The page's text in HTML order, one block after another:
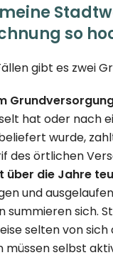
so
gibt es zwei
hat oder nach
wurde,
des örtlichen
über die Jahre
und
summieren sich.
selten von sich
müssen selbst